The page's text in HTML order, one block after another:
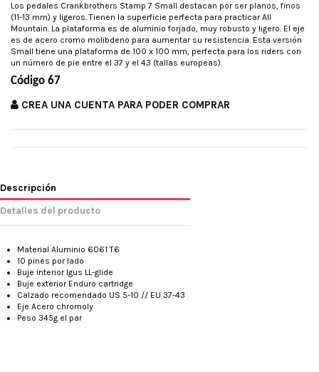
Los pedales Crankbrothers Stamp 7 Small destacan por ser planos, finos
(11-13 mm) y ligeros. Tienen la superficie perfecta para practicar All
Mountain. La plataforma es de aluminio forjado, muy robusto y ligero. El eje
es de acero cromo molibdeno para aumentar su resistencia. Esta versión
Small tiene una plataforma de 100 x 100 mm, perfecta para los riders con
un número de pie entre el 37 y el 43 (tallas europeas).
Código 67
CREA UNA CUENTA PARA PODER COMPRAR
Descripción
Detalles del producto
Material Aluminio 6061 T6
10 pines por lado
Buje interior Igus LL-glide
Buje exterior Enduro cartridge
Calzado recomendado US 5-10 // EU 37-43
Eje Acero chromoly
Peso 345g el par